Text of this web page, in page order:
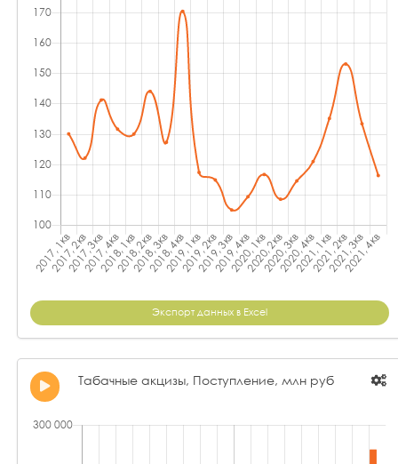
Экспорт данных в Excel
Табачные акцизы, Поступление, млн руб